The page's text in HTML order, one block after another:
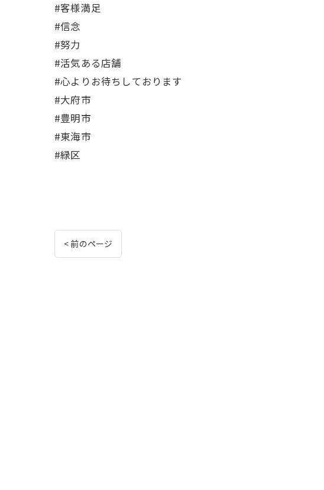
#客様満足
#信念
#努力
#活気ある店舗
#心よりお待ちしております
#大府市
#豊明市
#東海市
#緑区
< 前のページ